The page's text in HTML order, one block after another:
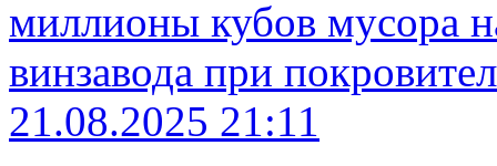
21.08.2025 21:11